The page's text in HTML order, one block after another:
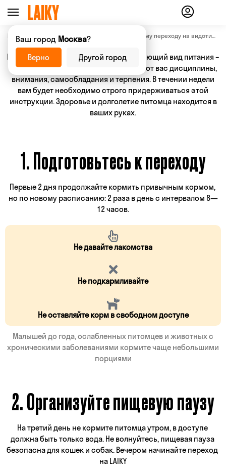
Главная страница Инструкция по бережному переходу на видотипичный рацион
Перевод на биологически соответствующий вид питания –
крайне важный период. Он потребует от вас дисциплины,
внимания, самообладания и терпения. В течении недели
вам будет необходимо строго придерживаться этой
инструкции. Здоровье и долголетие питомца находится в
ваших руках.
1. Подготовьтесь к переходу
Первые 2 дня продолжайте кормить привычным кормом,
но по новому расписанию: 2 раза в день с интервалом 8—
12 часов.
Не давайте лакомства
Не подкармливайте
Не оставляйте корм в свободном доступе
Малышей до года, ослабленных питомцев и животных с
хроническими заболеваниями кормите чаще небольшими
порциями
2. Организуйте пищевую паузу
На третий день не кормите питомца утром, в доступе
должна быть только вода. Не волнуйтесь, пищевая пауза
безопасна для кошек и собак. Вечером начинайте переход
на LAIKY
Ваш город Москва?
Верно Другой город